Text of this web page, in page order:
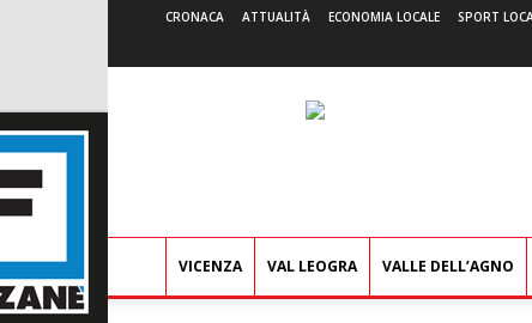
CRONACA ATTUALITÀ ECONOMIA LOCALE SPORT
VICENZA VAL LEOGRA VALLE DELL’AGNO